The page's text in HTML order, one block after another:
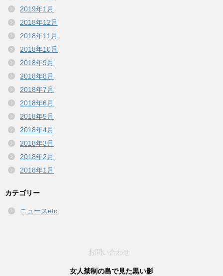
2019年1月
2018年12月
2018年11月
2018年10月
2018年9月
2018年8月
2018年7月
2018年6月
2018年5月
2018年4月
2018年3月
2018年2月
2018年1月
カテゴリー
ニュースetc
お問い合わせ
女人禁制の島で見た黒い影